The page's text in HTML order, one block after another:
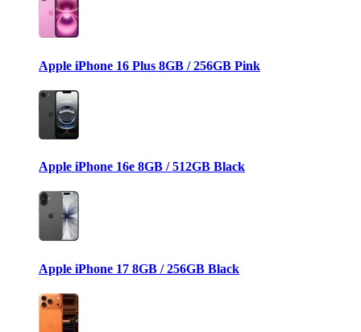
Apple iPhone 16 Plus 8GB / 256GB Pink
Apple iPhone 16e 8GB / 512GB Black
Apple iPhone 17 8GB / 256GB Black